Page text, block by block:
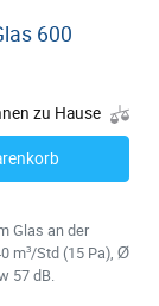
600
zu Hause
Glas an der
m³/Std (15 Pa), Ø
57 dB.